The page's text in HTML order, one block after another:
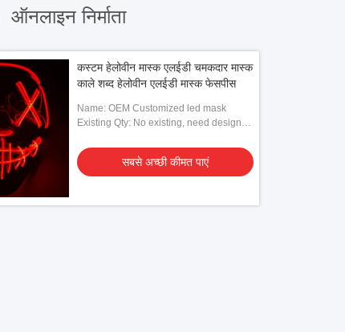
ऑनलाइन निर्माता
कस्टम हेलोवीन मास्क एलईडी चमकदार मास्क
काले शब्द हेलोवीन एलईडी मास्क फेसपीस
Name: OEM Customized led mask
Existing Qty: No existing, need designs
सबसे अच्छी कीमत पाएं